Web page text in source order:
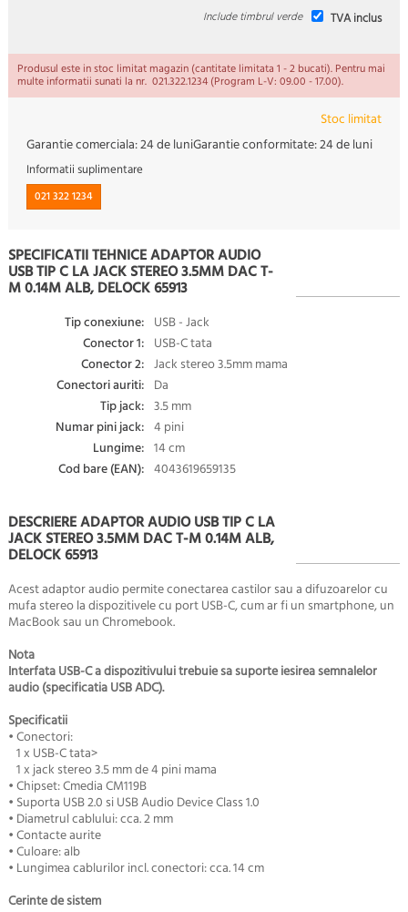
TVA inclus
Include timbrul verde
Produsul este in stoc limitat magazin (cantitate limitata 1 - 2 bucati). Pentru mai
multe informatii sunati la nr. 021.322.1234 (Program L-V: 09.00 - 17.00).
Stoc limitat
Garantie comerciala:24 de luniGarantie conformitate:24 de luni
Informatii suplimentare
021 322 1234
SPECIFICATII TEHNICE ADAPTOR AUDIO
USB TIP C LA JACK STEREO 3.5MM DAC T-
M 0.14M ALB, DELOCK 65913
Tip conexiune: USB - Jack
Conector 1: USB-C tata
Conector 2: Jack stereo 3.5mm mama
Conectori auriti: Da
Tip jack: 3.5 mm
Numar pini jack: 4 pini
Lungime: 14 cm
Cod bare (EAN): 4043619659135
DESCRIERE ADAPTOR AUDIO USB TIP C LA
JACK STEREO 3.5MM DAC T-M 0.14M ALB,
DELOCK 65913
Acest adaptor audio permite conectarea castilor sau a difuzoarelor cu
mufa stereo la dispozitivele cu port USB-C, cum ar fi un smartphone, un
MacBook sau un Chromebook.
Nota
Interfata USB-C a dispozitivului trebuie sa suporte iesirea semnalelor
audio (specificatia USB ADC).
Specificatii
• Conectori:
1 x USB-C tata>
1 x jack stereo 3.5 mm de 4 pini mama
• Chipset: Cmedia CM119B
• Suporta USB 2.0 si USB Audio Device Class 1.0
• Diametrul cablului: cca. 2 mm
• Contacte aurite
• Culoare: alb
• Lungimea cablurilor incl. conectori: cca. 14 cm
Cerinte de sistem